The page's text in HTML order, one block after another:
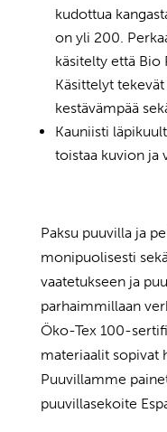
kudottua
on yli 200.
käsitelty että
Käsittelyt
kestävämpää
Kauniisti
toistaa kuvion ja
Paksu puuvilla ja
monipuolisesti
vaatetukseen ja
parhaimmillaan
Öko-Tex 100-
materiaalit sopivat
Puuvillamme
puuvillasekoite